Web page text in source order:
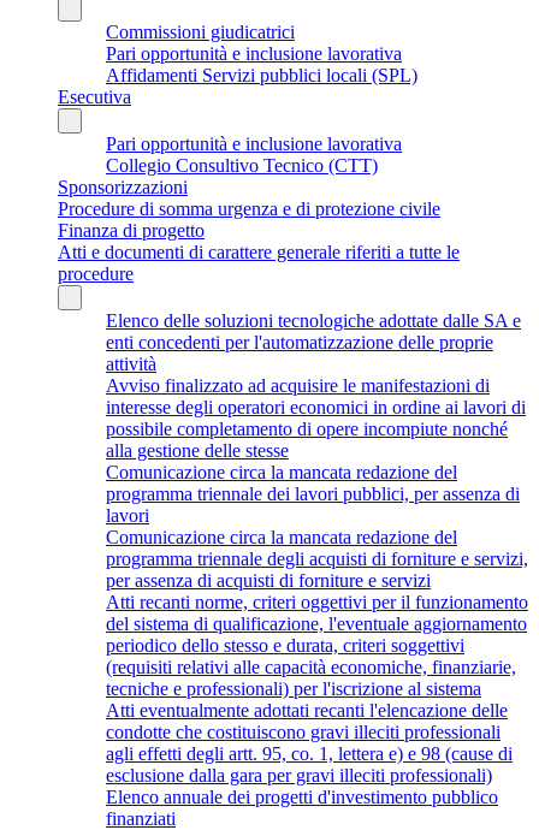
Commissioni giudicatrici
Pari opportunità e inclusione lavorativa
Affidamenti Servizi pubblici locali (SPL)
Esecutiva
Pari opportunità e inclusione lavorativa
Collegio Consultivo Tecnico (CTT)
Sponsorizzazioni
Procedure di somma urgenza e di protezione civile
Finanza di progetto
Atti e documenti di carattere generale riferiti a tutte le
procedure
Elenco delle soluzioni tecnologiche adottate dalle SA e
enti concedenti per l'automatizzazione delle proprie
attività
Avviso finalizzato ad acquisire le manifestazioni di
interesse degli operatori economici in ordine ai lavori di
possibile completamento di opere incompiute nonché
alla gestione delle stesse
Comunicazione circa la mancata redazione del
programma triennale dei lavori pubblici, per assenza di
lavori
Comunicazione circa la mancata redazione del
programma triennale degli acquisti di forniture e servizi,
per assenza di acquisti di forniture e servizi
Atti recanti norme, criteri oggettivi per il funzionamento
del sistema di qualificazione, l'eventuale aggiornamento
periodico dello stesso e durata, criteri soggettivi
(requisiti relativi alle capacità economiche, finanziarie,
tecniche e professionali) per l'iscrizione al sistema
Atti eventualmente adottati recanti l'elencazione delle
condotte che costituiscono gravi illeciti professionali
agli effetti degli artt. 95, co. 1, lettera e) e 98 (cause di
esclusione dalla gara per gravi illeciti professionali)
Elenco annuale dei progetti d'investimento pubblico
finanziati